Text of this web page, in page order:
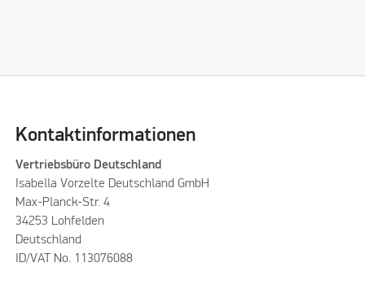
Kontaktinformationen
Vertriebsbüro Deutschland
Isabella Vorzelte Deutschland GmbH
Max-Planck-Str. 4
34253 Lohfelden
Deutschland
ID/VAT No. 113076088